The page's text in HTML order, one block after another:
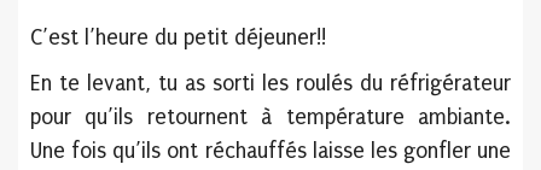
C’est l’heure du petit déjeuner!!
En te levant, tu as sorti les roulés du réfrigérateur
pour qu’ils retournent à température ambiante.
Une fois qu’ils ont réchauffés laisse les gonfler une